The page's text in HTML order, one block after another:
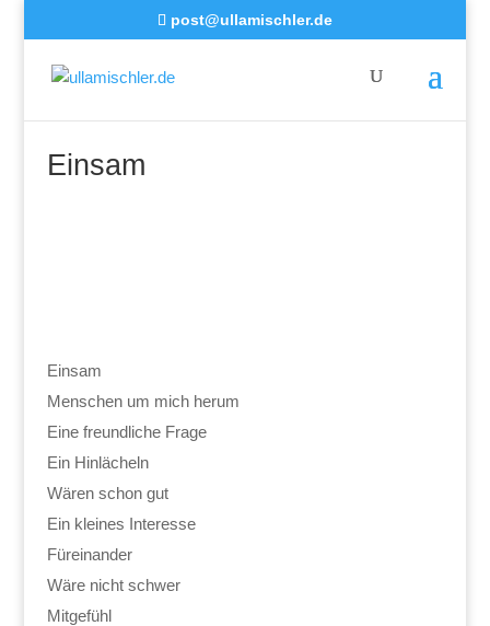
post@ullamischler.de
Einsam
Einsam
Menschen um mich herum
Eine freundliche Frage
Ein Hinlächeln
Wären schon gut
Ein kleines Interesse
Füreinander
Wäre nicht schwer
Mitgefühl